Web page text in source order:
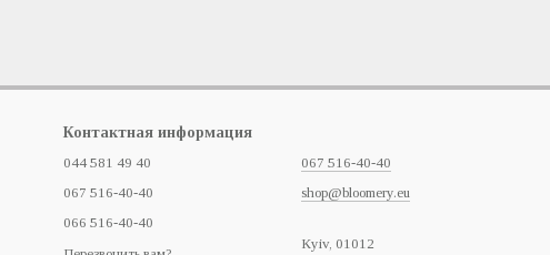
Контактная информация
044 581 49 40
067 516-40-40
066 516-40-40
067 516-40-40
shop@bloomery.eu
Кyiv, 01012